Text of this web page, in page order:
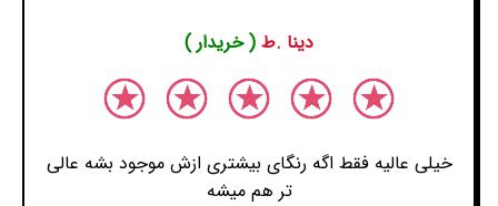
دینا .ط ( خریدار )
خیلی عالیه فقط اگه رنگای بیشتری ازش موجود بشه عالی
تر هم میشه